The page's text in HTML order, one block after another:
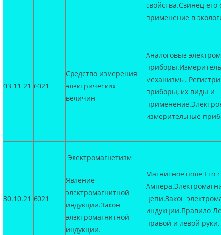
свойства.Свинец его
применение в
03.11.21 6021
Средство измерения
электрических
величин
Аналоговые
механизмы.
приборы, их виды и
измерительные
30.10.21 6021
Электромагнетизм
Явление
электромагнитной
индукции.Закон
электромагнитной
индукции.
Магнитное поле.Его
цепи.Закон
индукции.Правило
правой и левой руки.